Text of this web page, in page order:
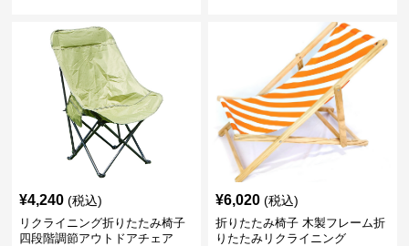
¥4,240 (税込)
リクライニング折りたたみ椅子
四段階調節アウトドアチェア
¥6,020 (税込)
折りたたみ椅子 木製フレーム折
りたたみリクライニング